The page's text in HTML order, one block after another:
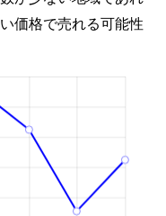
価格で売れる可能性